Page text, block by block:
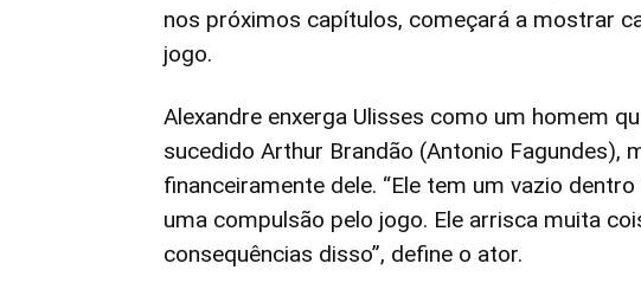
nos próximos capítulos, começará a mostrar
jogo.
Alexandre enxerga Ulisses como um homem
sucedido Arthur Brandão (Antonio Fagundes),
financeiramente dele. “Ele tem um vazio
uma compulsão pelo jogo. Ele arrisca muita
consequências disso”, define o ator.